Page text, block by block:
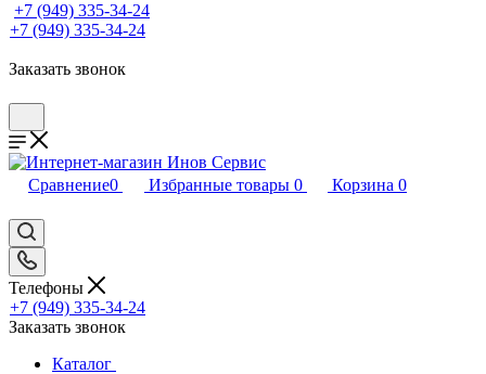
+7 (949) 335-34-24
+7 (949) 335-34-24
Заказать звонок
Сравнение0 Избранные товары 0 Корзина 0
Телефоны
+7 (949) 335-34-24
Заказать звонок
Каталог